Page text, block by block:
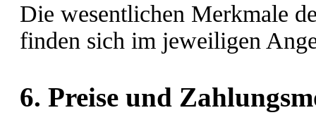
Die wesentlichen Merkmale
finden sich im jeweiligen
6. Preise und